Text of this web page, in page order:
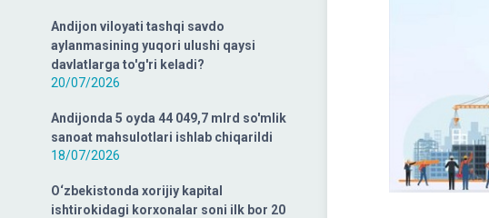
Andijon viloyati tashqi savdo
aylanmasining yuqori ulushi qaysi
davlatlarga to'g'ri keladi?
20/07/2026
Andijonda 5 oyda 44 049,7 mlrd so'mlik
sanoat mahsulotlari ishlab chiqarildi
18/07/2026
O‘zbekistonda xorijiy kapital
ishtirokidagi korxonalar soni ilk bor 20